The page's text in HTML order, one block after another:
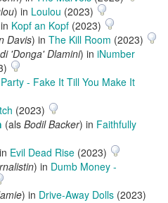
) in Loulou (2023)
Kopf an Kopf (2023)
Davis) in The Kill Room (2023)
'Donga' Dlamini) in iNumber
- Fake It Till You Make It
(2023)
(als Bodil Backer) in Faithfully
Evil Dead Rise (2023)
) in Dumb Money -
) in Drive-Away Dolls (2023)